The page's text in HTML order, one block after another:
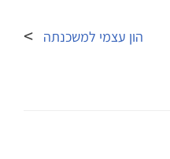
הון עצמי למשכנתה